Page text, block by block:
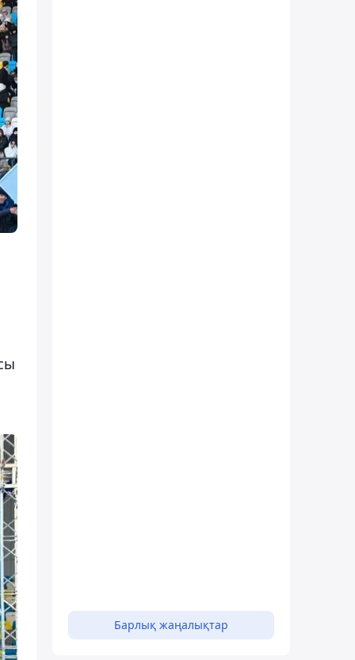
Барлық жаңалықтар